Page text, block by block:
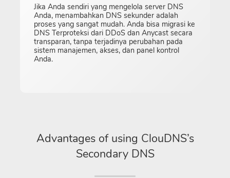
Jika Anda sendiri yang mengelola server DNS
Anda, menambahkan DNS sekunder adalah
proses yang sangat mudah. Anda bisa migrasi ke
DNS Terproteksi dari DDoS dan Anycast secara
transparan, tanpa terjadinya perubahan pada
sistem manajemen, akses, dan panel kontrol
Anda.
Advantages of using ClouDNS’s
Secondary DNS